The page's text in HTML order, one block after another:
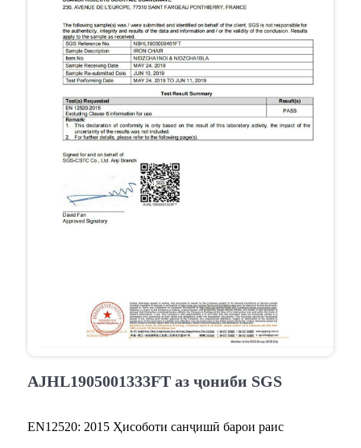
AJHL1905001333FT аз ҷониби SGS
EN12520: 2015 Ҳисоботи санҷишӣ барои раис